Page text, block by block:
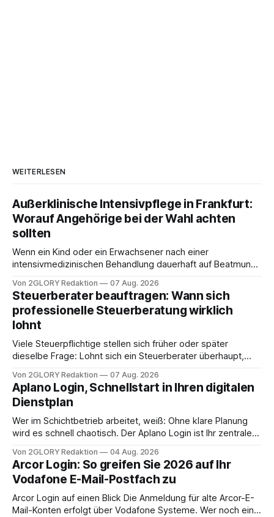
WEITERLESEN
Außerklinische Intensivpflege in Frankfurt:
Worauf Angehörige bei der Wahl achten
sollten
Wenn ein Kind oder ein Erwachsener nach einer
intensivmedizinischen Behandlung dauerhaft auf Beatmung
angewiesen ist, stellt sich für Familien eine schwierige
Frage: Muss die Versorgung dauerhaft in der Klinik bleiben –
oder ist ein Leben zu Hause möglich? Die außerklinische
Intensivpflege bietet genau diese Alternative: Sie
Von 2GLORY Redaktion 07 Aug. 2026
Steuerberater beauftragen: Wann sich
professionelle Steuerberatung wirklich
lohnt
Viele Steuerpflichtige stellen sich früher oder später
dieselbe Frage: Lohnt sich ein Steuerberater überhaupt,
erledigen? Die kurze Antwort: Bei einfachen
Einkommensverhältnissen reicht häufig eine Steuersoftware
aus – sobald jedoch mehrere Einkunftsarten
zusammentreffen oder größere finanzielle Veränderungen
anstehen, zahlt sich professionelle Unterstützung meist
Von 2GLORY Redaktion 07 Aug. 2026
Aplano Login, Schnellstart in Ihren digitalen
Dienstplan
Wer im Schichtbetrieb arbeitet, weiß: Ohne klare Planung
wird es schnell chaotisch. Der Aplano Login ist Ihr zentraler
abwesenheiten und die gesamte kommunikation rund um
Ihr personal digital zu organisieren. In diesem Leitfaden
erfahren Sie alles, was Sie für einen reibungslosen Einstieg
brauchen, von der Registrierung
Von 2GLORY Redaktion 04 Aug. 2026
Arcor Login: So greifen Sie 2026 auf Ihr
Vodafone E-Mail-Postfach zu
Arcor Login auf einen Blick Die Anmeldung für alte Arcor-E-
Mail-Konten erfolgt über Vodafone Systeme. Wer noch eine